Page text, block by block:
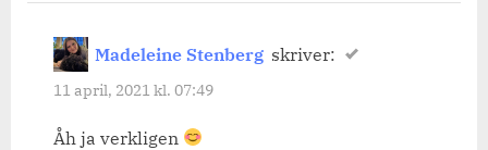
Madeleine Stenberg skriver:
11 april, 2021 kl. 07:49
Åh ja verkligen